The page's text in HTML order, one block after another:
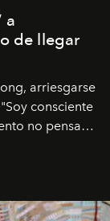
a
de llegar
arriesgarse
consciente
no pensar
es una